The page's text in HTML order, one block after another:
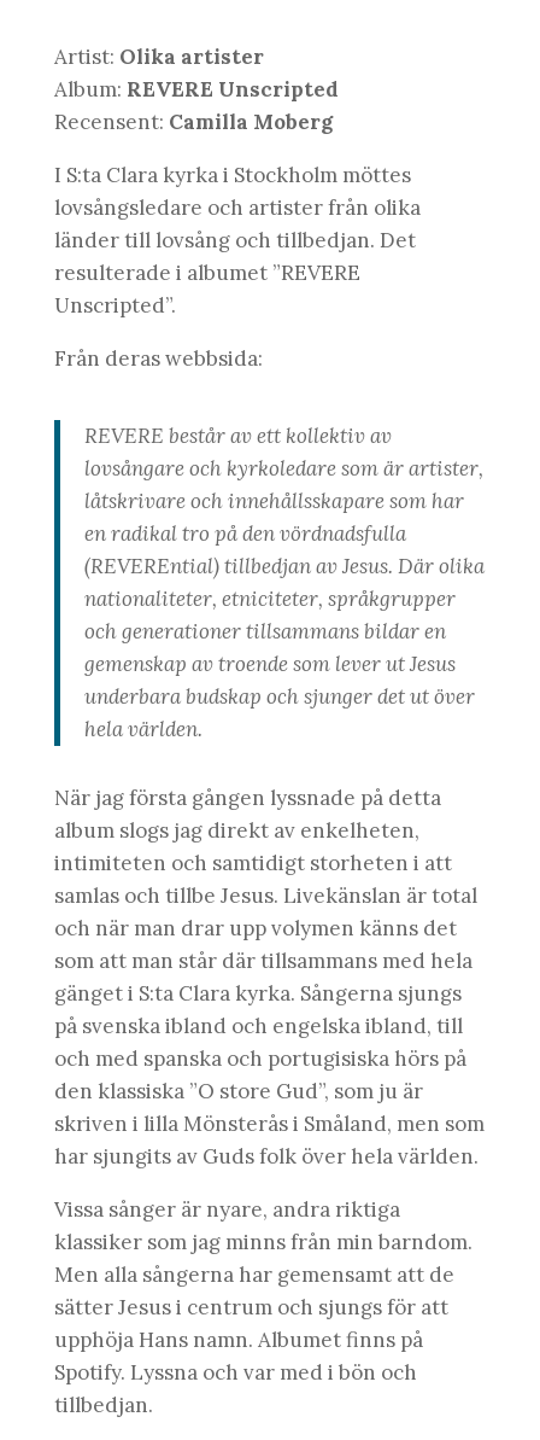
Artist: Olika artister
Album: REVERE Unscripted
Recensent: Camilla Moberg
I S:ta Clara kyrka i Stockholm möttes
lovsångsledare och artister från olika
länder till lovsång och tillbedjan. Det
resulterade i albumet ”REVERE
Unscripted”.
Från deras webbsida:
REVERE består av ett kollektiv av
lovsångare och kyrkoledare som är artister,
låtskrivare och innehållsskapare som har
en radikal tro på den vördnadsfulla
(REVEREntial) tillbedjan av Jesus. Där olika
nationaliteter, etniciteter, språkgrupper
och generationer tillsammans bildar en
gemenskap av troende som lever ut Jesus
underbara budskap och sjunger det ut över
hela världen.
När jag första gången lyssnade på detta
album slogs jag direkt av enkelheten,
intimiteten och samtidigt storheten i att
samlas och tillbe Jesus. Livekänslan är total
och när man drar upp volymen känns det
som att man står där tillsammans med hela
gänget i S:ta Clara kyrka. Sångerna sjungs
på svenska ibland och engelska ibland, till
och med spanska och portugisiska hörs på
den klassiska ”O store Gud”, som ju är
skriven i lilla Mönsterås i Småland, men som
har sjungits av Guds folk över hela världen.
Vissa sånger är nyare, andra riktiga
klassiker som jag minns från min barndom.
Men alla sångerna har gemensamt att de
sätter Jesus i centrum och sjungs för att
upphöja Hans namn. Albumet finns på
Spotify. Lyssna och var med i bön och
tillbedjan.